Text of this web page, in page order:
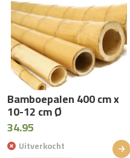
Bamboepalen 400 cm x
10-12 cm Ø
34.95
Uitverkocht